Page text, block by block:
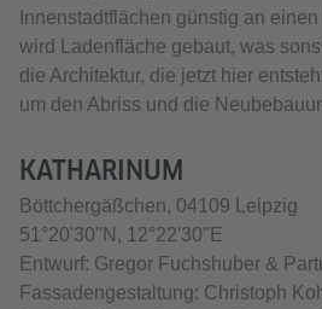
Innenstadtflächen günstig an
wird Ladenfläche gebaut, was
die Architektur, die jetzt hier
um den Abriss und die
KATHARINUM
Böttchergäßchen, 04109 Leipzig
51°20'30"N, 12°22'30"E
Entwurf: Gregor Fuchshuber &
Fassadengestaltung: Christoph